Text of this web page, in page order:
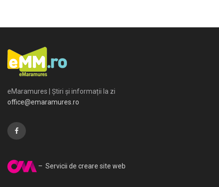
eMaramures | Știri și informații la zi
office@emaramures.ro
– Servicii de creare site web